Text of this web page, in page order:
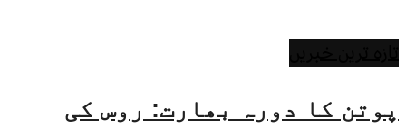
پوتن کا دورہ بھارت: روس کی